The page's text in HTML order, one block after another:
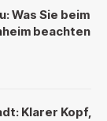
Was Sie beim
beachten
Klarer Kopf,